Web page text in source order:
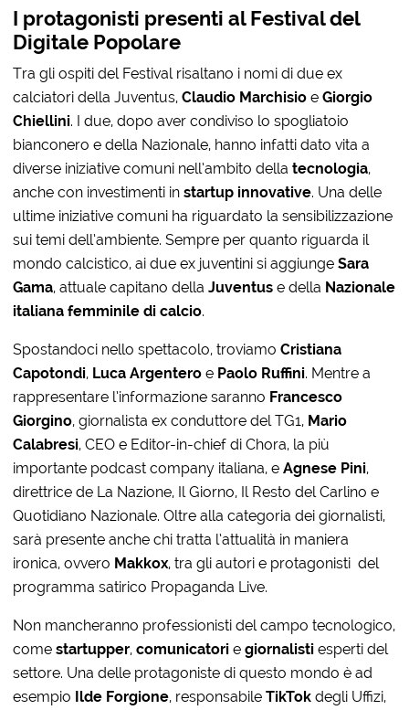
I protagonisti presenti al Festival del
Digitale Popolare
Tra gli ospiti del Festival risaltano i nomi di due ex
calciatori della Juventus,Claudio Marchisio eGiorgio
Chiellini. I due, dopo aver condiviso lo spogliatoio
bianconero e della Nazionale, hanno infatti dato vita a
diverse iniziative comuni nell’ambito dellatecnologia,
anche con investimenti instartup innovative. Una delle
ultime iniziative comuni ha riguardato la sensibilizzazione
sui temi dell’ambiente. Sempre per quanto riguarda il
mondo calcistico, ai due ex juventini si aggiungeSara
Gama, attuale capitano dellaJuventus e della Nazionale
italiana femminile di calcio.
Spostandoci nello spettacolo, troviamoCristiana
Capotondi, Luca Argentero e Paolo Ruffini. Mentre a
rappresentare l’informazione saranno Francesco
Giorgino, giornalista ex conduttore del TG1, Mario
Calabresi, CEO e Editor-in-chief di Chora, la più
importante podcast company italiana, eAgnese Pini,
direttrice de La Nazione, Il Giorno, Il Resto del Carlino e
Quotidiano Nazionale. Oltre alla categoria dei giornalisti,
sarà presente anche chi tratta l’attualità in maniera
ironica, ovvero Makkox, tra gli autori e protagonisti del
programma satirico Propaganda Live.
Non mancheranno professionisti del campo tecnologico,
comestartupper,comunicatori egiornalisti esperti del
settore. Una delle protagoniste di questo mondo è ad
esempio Ilde Forgione, responsabileTikTok degli Uffizi,